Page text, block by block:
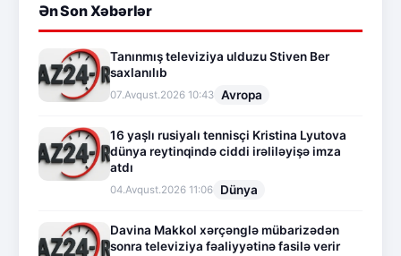
Ən Son Xəbərlər
Tanınmış televiziya ulduzu Stiven Ber
saxlanılıb
07.Avqust.2026 10:43 Avropa
16 yaşlı rusiyalı tennisçi Kristina Lyutova
dünya reytinqində ciddi irəliləyişə imza
atdı
04.Avqust.2026 11:06 Dünya
Davina Makkol xərçənglə mübarizədən
sonra televiziya fəaliyyətinə fasilə verir